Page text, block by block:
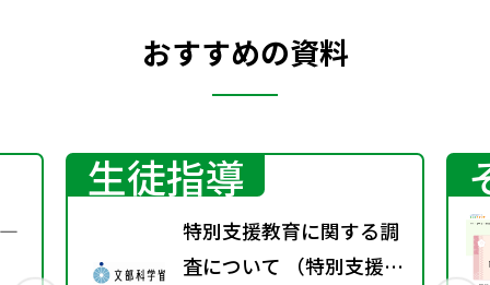
おすすめの資料
―
生徒指導
特別支援教育に関する調
査について （特別支援教